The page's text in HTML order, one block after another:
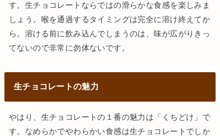
す。生チョコレートならではの滑らかな食感を楽しみま
しょう。喉を通過するタイミングは完全に溶け終えてか
ら。溶ける前に飲み込んでしまうのは、味が広がりきっ
てないので非常に勿体ないです。
生チョコレートの魅力
やはり、生チョコレートの１番の魅力は「くちどけ」で
す。なめらかでやわらかい食感は生チョコレートでしか